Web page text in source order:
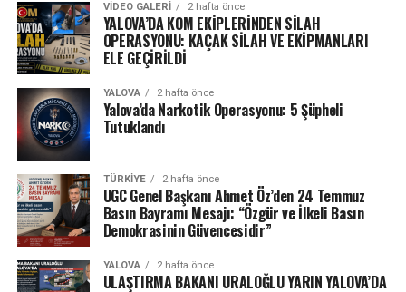
VIDEO GALERI 2 hafta önce
YALOVA’DA KOM EKİPLERİNDEN SİLAH
OPERASYONU: KAÇAK SİLAH VE EKİPMANLARI
ELE GEÇİRİLDİ
YALOVA 2 hafta önce
Yalova’da Narkotik Operasyonu: 5 Şüpheli
Tutuklandı
TÜRKIYE 2 hafta önce
UGC Genel Başkanı Ahmet Öz’den 24 Temmuz
Basın Bayramı Mesajı: “Özgür ve İlkeli Basın
Demokrasinin Güvencesidir”
YALOVA 2 hafta önce
ULAŞTIRMA BAKANI URALOĞLU YARIN YALOVA’DA